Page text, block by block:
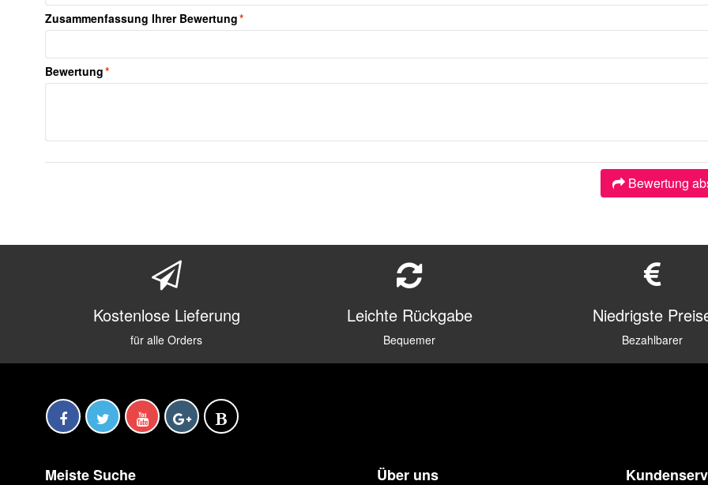
*
Zusammenfassung Ihrer Bewertung
*
Bewertung
Bewertung
Kostenlose Lieferung
für alle Orders
Leichte Rückgabe
Bequemer
Niedrigste
Bezahlbarer
Meiste Suche Über uns